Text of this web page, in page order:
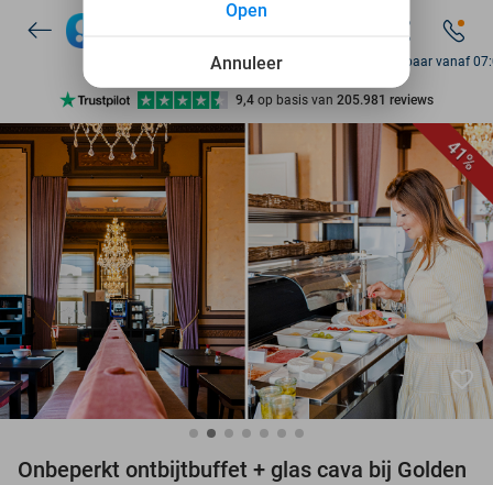
7 dagen per week beschikbaar
10+ miljoen leden
9,4 op basis van 205.981 reviews
Ontdek 15.000+ deals
7 dagen per week beschikbaar
10+ miljoen leden
Bereikbaar vanaf
41%
favorite_border
Onbeperkt ontbijtbuffet + glas cava bij Golden
Annuleer
Open